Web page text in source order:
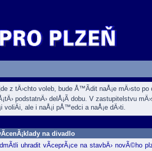
z tÄ›chto voleb, bude Å™Ã­dit naÅ¡e mÄ›sto
podstatnÄ› delÅ¡Ã­ dobu. V zastupitelstvu
voliÄi, ale i naÅ¡i pÅ™edci a naÅ¡e dÄ›ti.
na divadlo
uhradit vÃ­ceprÃ¡ce na stavbÄ› novÃ©ho